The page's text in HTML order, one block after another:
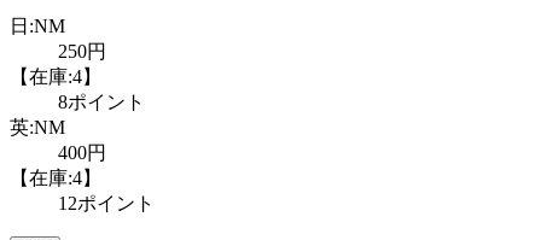
日:NM
250円
【在庫:4】
8ポイント
英:NM
400円
【在庫:4】
12ポイント